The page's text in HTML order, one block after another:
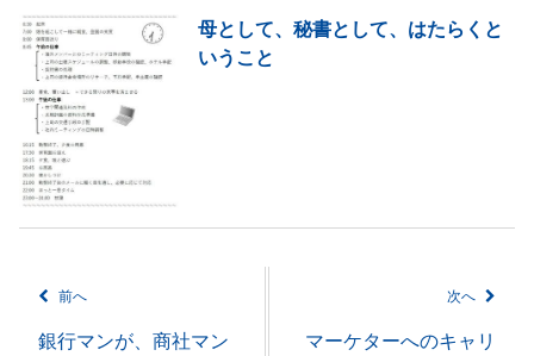
母として、秘書として、はたらくと
いうこと
前へ
銀行マンが、商社マン
次へ
マーケターへのキャリ